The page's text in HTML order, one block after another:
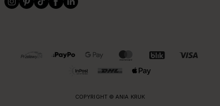
OBSŁUGIWANE FORMY PŁATNOŚCI I DOSTAWY
COPYRIGHT © ANIA KRUK